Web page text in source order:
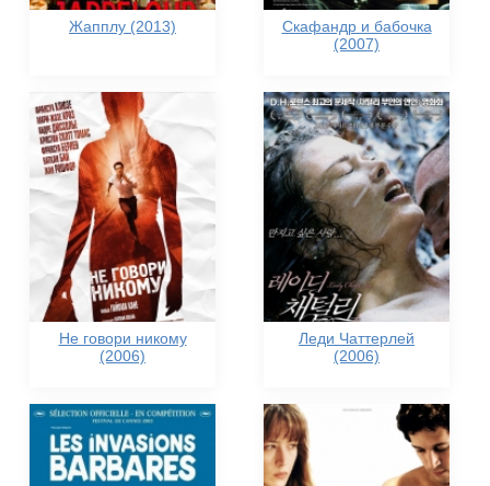
Жапплу (2013)
Скафандр и бабочка
(2007)
Не говори никому
(2006)
Леди Чаттерлей
(2006)